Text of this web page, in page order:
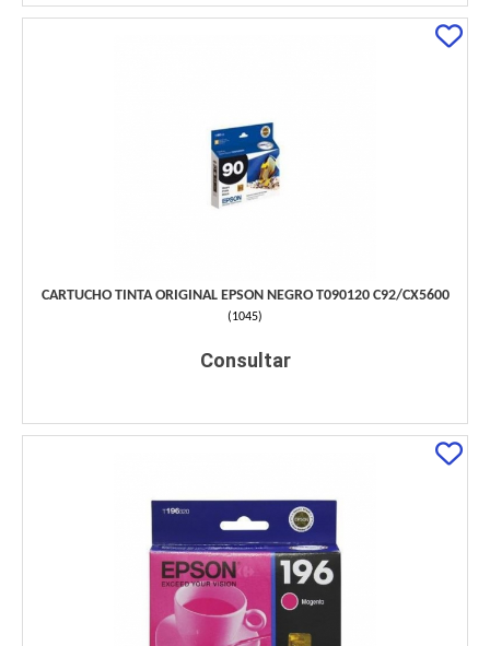
CARTUCHO TINTA ORIGINAL EPSON NEGRO T090120 C92/CX5600
(1045)
Consultar